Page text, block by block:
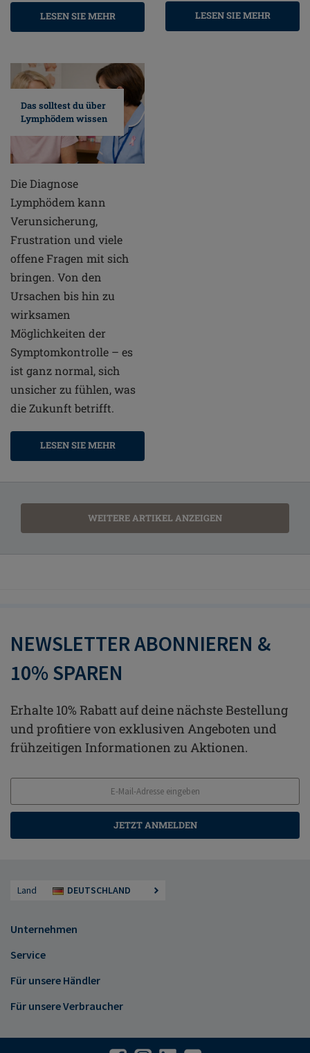
LESEN SIE MEHR LESEN SIE MEHR
Das solltest du über
Lymphödem wissen
Die Diagnose
Lymphödem kann
Verunsicherung,
Frustration und viele
offene Fragen mit sich
bringen. Von den
Ursachen bis hin zu
wirksamen
Möglichkeiten der
Symptomkontrolle – es
ist ganz normal, sich
unsicher zu fühlen, was
die Zukunft betrifft.
LESEN SIE MEHR
WEITERE ARTIKEL ANZEIGEN
NEWSLETTER ABONNIEREN &
10% SPAREN
Erhalte 10% Rabatt auf deine nächste Bestellung
und profitiere von exklusiven Angeboten und
frühzeitigen Informationen zu Aktionen.
JETZT ANMELDEN
Land DEUTSCHLAND
Unternehmen
Service
Für unsere Händler
Für unsere Verbraucher